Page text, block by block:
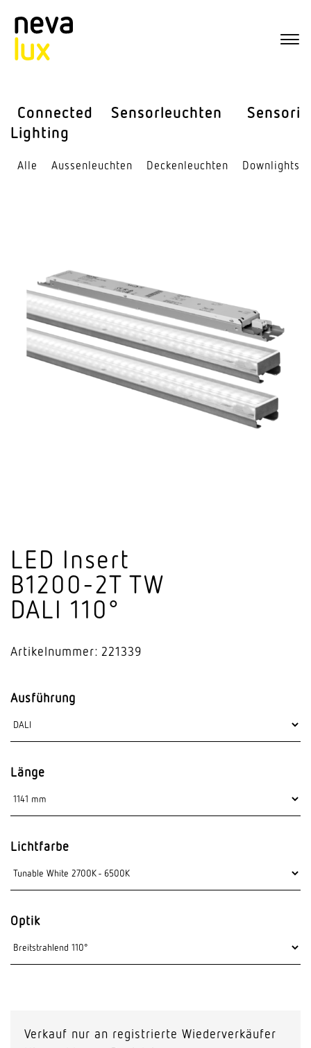
Connected
Lighting
Sensor­leuchten Sensorik
Alle Aussen­leuchten Decken­leuchten Down­lights
LED Insert
B1200-2T TW
DALI 110°
Artikelnummer: 221339
Ausführung
Länge
Lichtfarbe
Optik
Verkauf nur an registrierte Wiederverkäufer